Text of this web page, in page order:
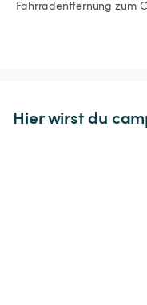
Fahrradentfernung zum
Hier wirst du